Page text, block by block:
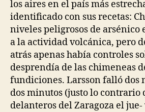
los aires en el país más
identificado con sus recetas:
niveles peligrosos de arsénico
a la actividad volcánica, pero
atrás apenas había controles
desprendía de las chimeneas
fundiciones. Larsson falló dos
dos minutos (justo lo contrario
delanteros del Zaragoza el jue-